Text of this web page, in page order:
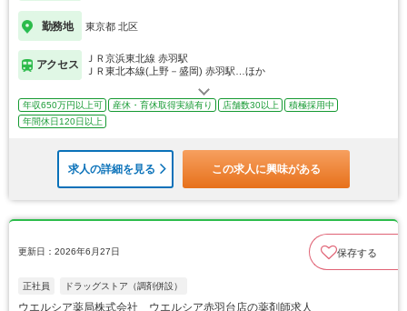
勤務地 東京都 北区
アクセス
ＪＲ京浜東北線 赤羽駅
ＪＲ東北本線(上野－盛岡) 赤羽駅…ほか
年収650万円以上可 産休・育休取得実績有り 店舗数30以上
積極採用中
年間休日120日以上
求人の詳細を見る この求人に興味がある
更新日：2026年6月27日 保存する
正社員 ドラッグストア（調剤併設）
ウエルシア薬局株式会社 ウエルシア赤羽台店の薬剤師求人